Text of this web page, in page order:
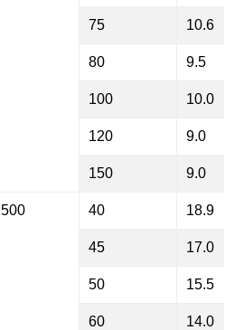
75 10.6
80 9.5
100 10.0
120 9.0
150 9.0
500 40 18.9
45 17.0
50 15.5
60 14.0